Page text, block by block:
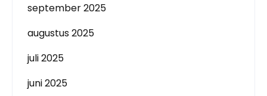
september 2025
augustus 2025
juli 2025
juni 2025